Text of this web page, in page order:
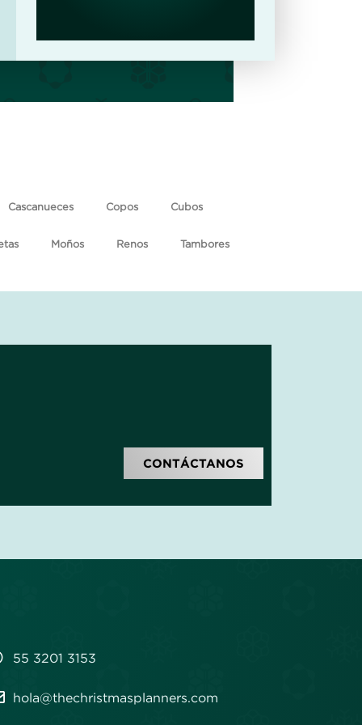
Cascanueces Copos Cubos
Moños Renos Tambores
CONTÁCTANOS
55 3201 3153
hola@thechristmasplanners.com